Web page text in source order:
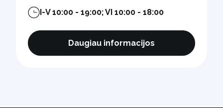
I-V 10:00 - 19:00; VI 10:00 - 18:00
Daugiau informacijos